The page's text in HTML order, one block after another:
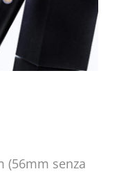
(56mm senza